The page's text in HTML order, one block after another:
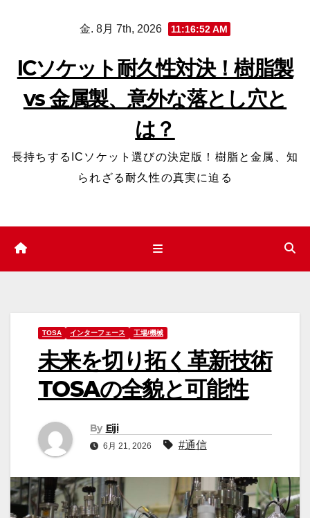
金. 8月 7th, 2026 11:16:53 AM
ICソケット耐久性対決！樹脂製
vs 金属製、意外な落とし穴と
は？
長持ちするICソケット選びの決定版！樹脂と金属、知
られざる耐久性の真実に迫る
TOSA インターフェース 工場/機械
未来を切り拓く革新技術
TOSAの全貌と可能性
By Eiji
6月 21, 2026 #通信